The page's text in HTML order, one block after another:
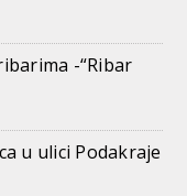
-“Ribar
u ulici Podakraje